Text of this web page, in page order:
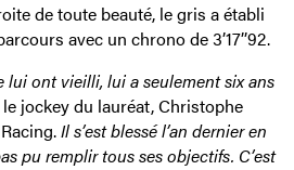
de toute beauté, le gris a établi
avec un chrono de 3’17’’92.
lui ont vieilli, lui a seulement six ans
jockey du lauréat, Christophe
Il s’est blessé l’an dernier en
pu remplir tous ses objectifs. C’est